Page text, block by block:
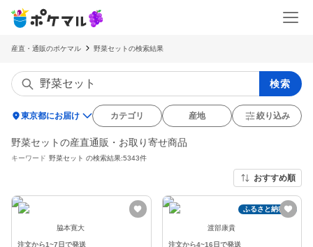
産直・通販のポケマル 野菜セットの検索結果
検索
location_on東京都にお届け カテゴリ 産地 絞り込み
野菜セットの産直通販・お取り寄せ商品
キーワード 野菜セット の検索結果:5343件
おすすめ順
脇本寛大
注文から1~7日で発送
ふるさと納税可
渡部康貴
注文から4~16日で発送